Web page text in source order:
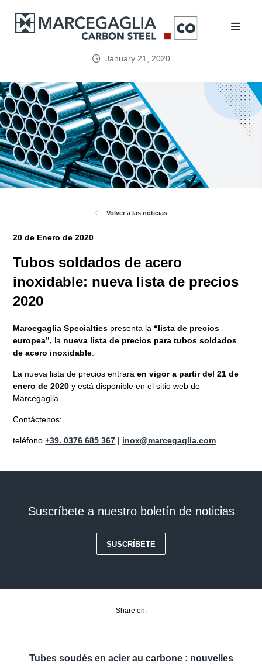
January 21, 2020
Volver a las noticias
20 de Enero de 2020
Tubos soldados de acero
inoxidable: nueva lista de precios
2020
Marcegaglia Specialties presenta la “lista de precios
europea”, la nueva lista de precios para tubos soldados
de acero inoxidable
La nueva lista de precios entraráen vigor a partir del 21 de
enero de 2020 y está disponible en el sitio web de
Marcegaglia.
Contáctenos:
teléfono+39. 0376 685 367 | inox@marcegaglia.com
Suscríbete a nuestro boletín de noticias
SUSCRÍBETE
Share on:
Tubes soudés en acier au carbone : nouvelles